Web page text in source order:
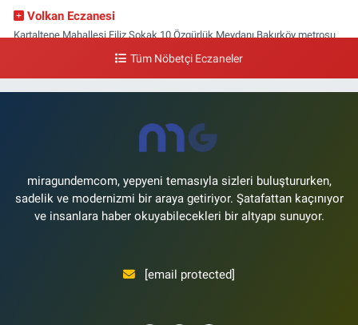
Volkan Eczanesi
Kartaltepe Mahallesi Filiz Sokak 10 Özgürlük Meydanı,Bakırköy metrosu
Yeşilköy Mahallesi Doğruyol Sokak 7 A Dürümcü Baba'nın Bir Alt
0 (212) 663 11 97
Tüm Nöbetçi Eczaneler
miragundemcom, yepyeni temasıyla sizleri buluştururken,
sadelik ve modernizmi bir araya getiriyor. Şatafattan kaçınıyor
ve insanlara haber okuyabilecekleri bir altyapı sunuyor.
[email protected]